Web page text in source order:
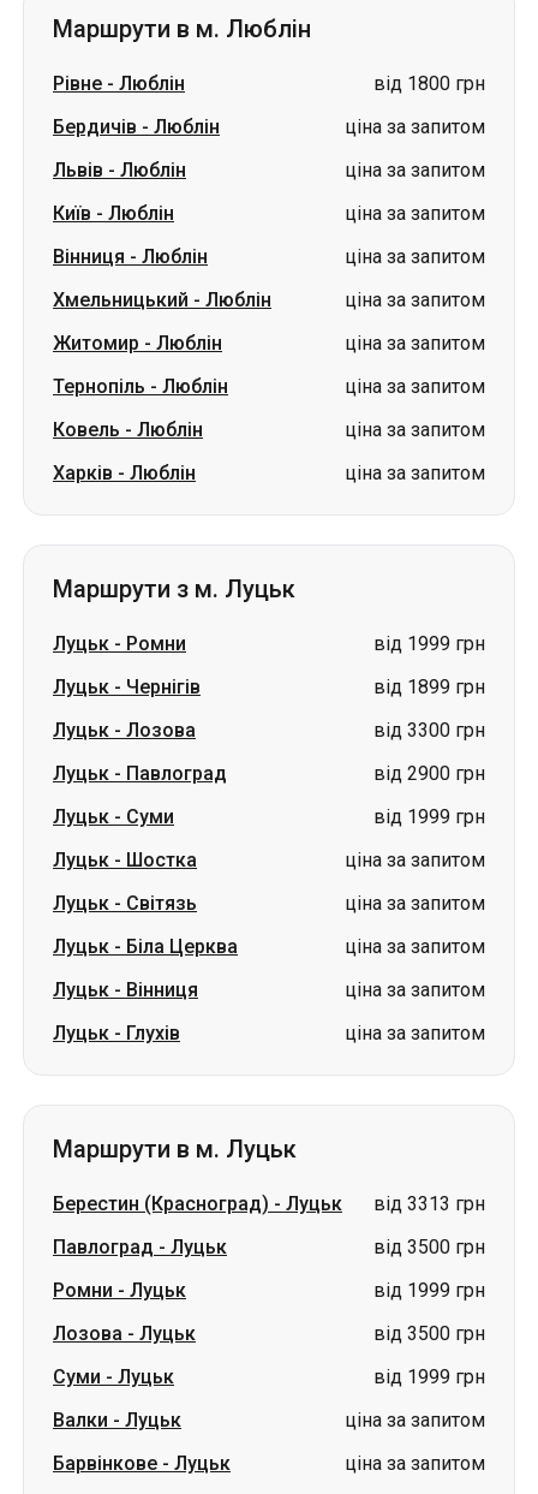
Маршрути в м. Люблін
Рівне - Люблін
від 1800 грн
Бердичів - Люблін
ціна за запитом
Львів - Люблін
ціна за запитом
Київ - Люблін
ціна за запитом
Вінниця - Люблін
ціна за запитом
Хмельницький - Люблін
ціна за запитом
Житомир - Люблін
ціна за запитом
Тернопіль - Люблін
ціна за запитом
Ковель - Люблін
ціна за запитом
Харків - Люблін ціна за запитом
Маршрути з м. Луцьк
Луцьк - Ромни
від 1999 грн
Луцьк - Чернігів
від 1899 грн
Луцьк - Лозова
від 3300 грн
Луцьк - Павлоград
від 2900 грн
Луцьк - Суми
від 1999 грн
Луцьк - Шостка
ціна за запитом
Луцьк - Світязь
ціна за запитом
Луцьк - Біла Церква
ціна за запитом
Луцьк - Вінниця
ціна за запитом
Луцьк - Глухів ціна за запитом
Маршрути в м. Луцьк
Берестин (Красноград) - Луцьк
від 3313 грн
Павлоград - Луцьк
від 3500 грн
Ромни - Луцьк
від 1999 грн
Лозова - Луцьк
від 3500 грн
Суми - Луцьк
від 1999 грн
Валки - Луцьк
ціна за запитом
Барвінкове - Луцьк
ціна за запитом